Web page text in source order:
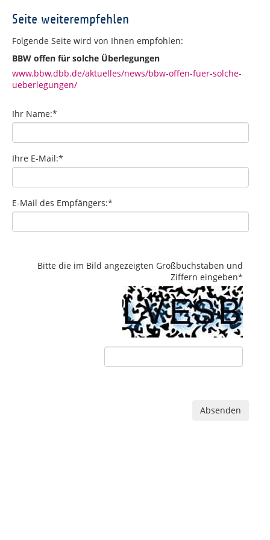
Seite weiterempfehlen
Folgende Seite wird von Ihnen empfohlen:
BBW offen für solche Überlegungen
www.bbw.dbb.de/aktuelles/news/bbw-offen-fuer-solche-
ueberlegungen/
Ihr Name:*
Ihre E-Mail:*
E-Mail des Empfängers:*
Bitte die im Bild angezeigten Großbuchstaben und
Ziffern eingeben*
Absenden